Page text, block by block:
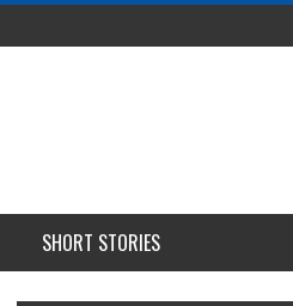
SHORT STORIES